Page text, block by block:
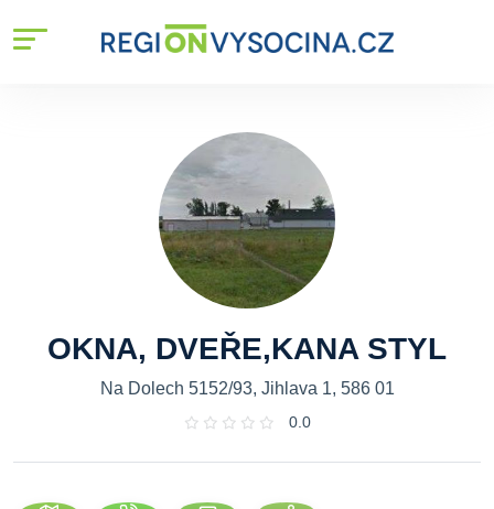
OKNA, DVEŘE,KANA STYL
Na Dolech 5152/93, Jihlava 1, 586 01
0.0